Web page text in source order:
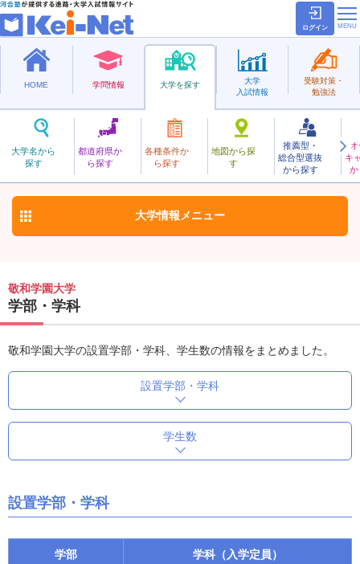
ログイン
HOME 学問情報 大学を探す
大学名から
探す
都道府県か
ら探す
各種条件か
ら探す
地図から探
す
推薦型・
総合型選抜
から探す
キ
か
大学
入試情報
受験対策・
勉強法
私立
けいわがくえん
敬和学園大学 お気に入り
大学情報 メニュー
敬和学園大学
学部・学科
敬和学園大学の設置学部・学科、学生数の情報をまとめました。
設置学部・学科
学生数
設置学部・学科
学部 学科（入学定員）